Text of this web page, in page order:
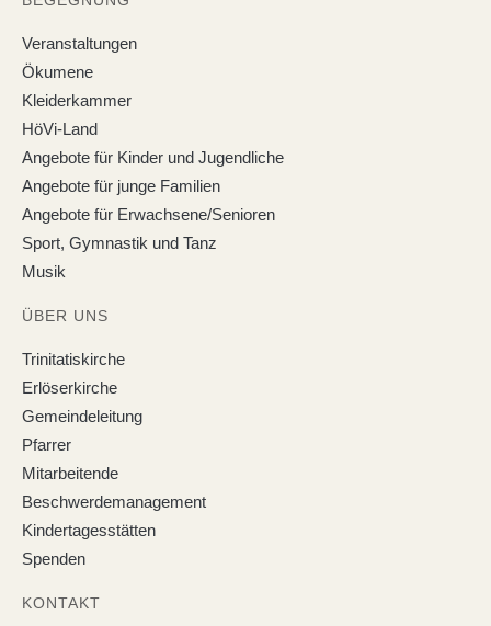
Veranstaltungen
Ökumene
Kleiderkammer
HöVi-Land
Angebote für Kinder und Jugendliche
Angebote für junge Familien
Angebote für Erwachsene/Senioren
Sport, Gymnastik und Tanz
Musik
ÜBER UNS
Trinitatiskirche
Erlöserkirche
Gemeindeleitung
Pfarrer
Mitarbeitende
Beschwerdemanagement
Kindertagesstätten
Spenden
KONTAKT